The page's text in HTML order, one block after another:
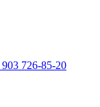
726-85-20